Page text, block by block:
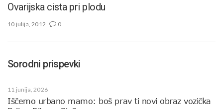
Ovarijska cista pri plodu
10 julija, 2012 0
Sorodni prispevki
11 junija, 2026
Iščemo urbano mamo: boš prav ti novi obraz vozička